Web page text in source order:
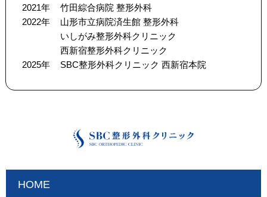
2021年
竹田綜合病院 整形外科
2022年
山形市立病院済生館 整形外科
いしがみ整形外科クリニック
西新宿整形外科クリニック
2025年
SBC整形外科クリニック 西新宿本院
HOME